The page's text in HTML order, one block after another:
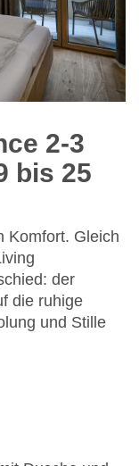
2-3
bis 25
Komfort. Gleich
der
die ruhige
und Stille